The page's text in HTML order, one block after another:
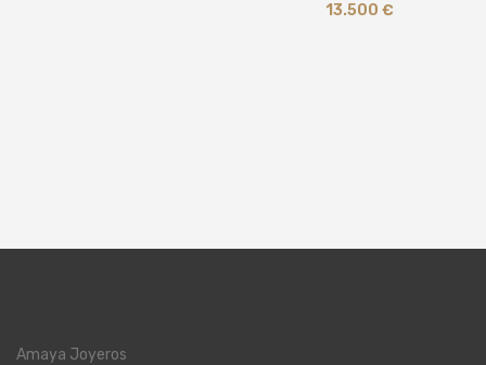
13.500 €
Amaya Joyeros